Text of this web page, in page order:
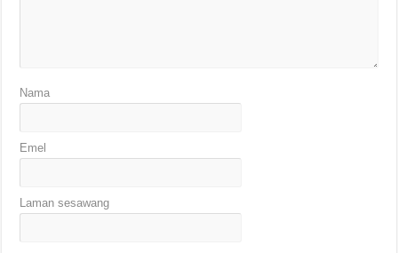
Nama
Emel
Laman sesawang